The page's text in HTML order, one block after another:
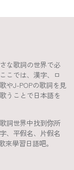
な歌詞の世界で必
こでは、漢字、ロ
やJ-POPの歌詞を見
うことで日本語を
詞世界中找到你所
、平假名、片假名
學習日語吧。